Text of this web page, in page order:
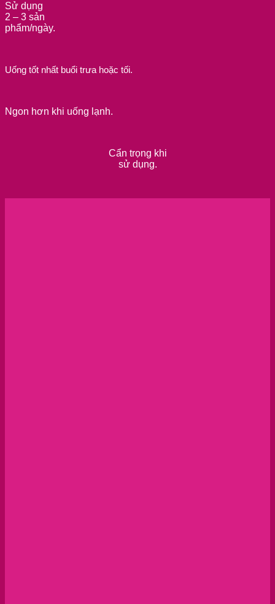
Sử dụng
2 – 3 sản
phẩm/ngày.
Uống tốt nhất buổi trưa hoặc tối.
Ngon hơn khi uống lạnh.
Cẩn trọng khi
sử dụng.